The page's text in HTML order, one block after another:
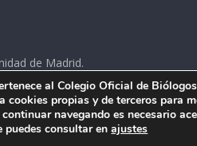
de Madrid.
al Colegio Oficial de
cookies propias y de terceros para
navegando es necesario
puedes consultar enajustes